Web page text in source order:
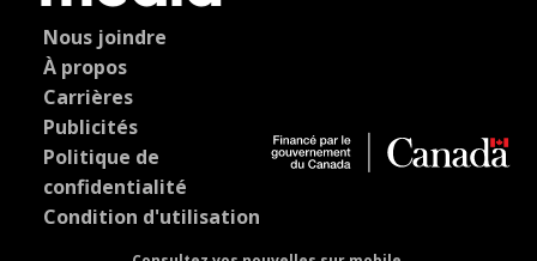
Nous joindre
À propos
Carrières
Publicités
Politique de
confidentialité
Condition d'utilisation